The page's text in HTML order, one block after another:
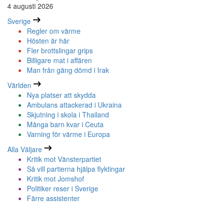
4 augusti 2026
Sverige
Regler om värme
Hösten är här
Fler brottslingar grips
Billigare mat i affären
Man från gäng dömd i Irak
Världen
Nya platser att skydda
Ambulans attackerad i Ukraina
Skjutning i skola i Thailand
Många barn kvar i Ceuta
Varning för värme i Europa
Alla Väljare
Kritik mot Vänsterpartiet
Så vill partierna hjälpa flyktingar
Kritik mot Jomshof
Politiker reser i Sverige
Färre assistenter